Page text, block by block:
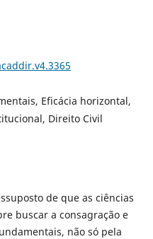
Eficácia horizontal,
Direito Civil
de que as ciências
buscar a consagração e
não só pela